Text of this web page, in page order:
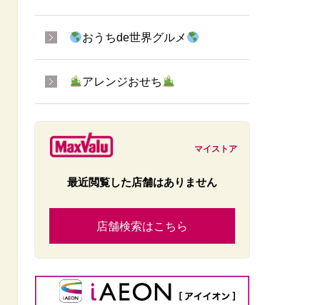
おうちde世界グルメ
アレンジおせち
マイストア
最近閲覧した店舗はありません
店舗検索はこちら